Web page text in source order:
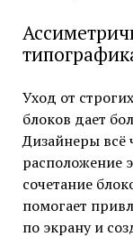
Уход от
блоков дает
Дизайнеры всё
расположение
сочетание
помогает
по экрану и